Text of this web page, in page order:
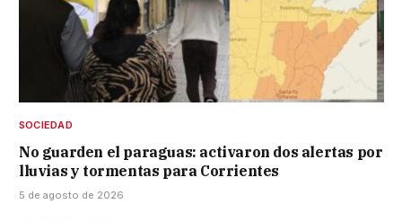
SOCIEDAD
No guarden el paraguas: activaron dos alertas por
lluvias y tormentas para Corrientes
5 de agosto de 2026